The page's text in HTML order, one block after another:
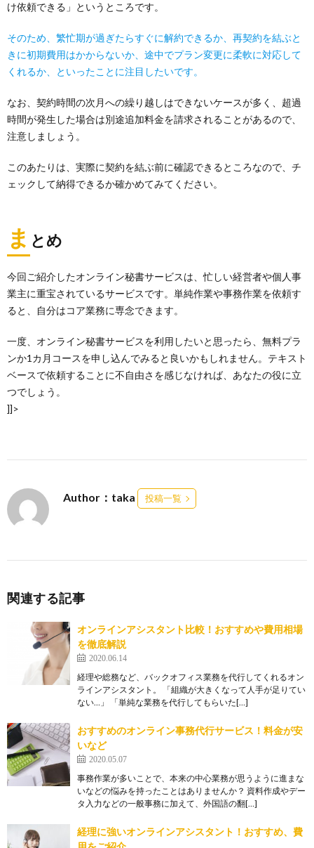
け依頼できる」というところです。
そのため、繁忙期が過ぎたらすぐに解約できるか、再契約を結ぶと
きに初期費用はかからないか、途中でプラン変更に柔軟に対応して
くれるか、といったことに注目したいです。
なお、契約時間の次月への繰り越しはできないケースが多く、超過
時間が発生した場合は別途追加料金を請求されることがあるので、
注意しましょう。
このあたりは、実際に契約を結ぶ前に確認できるところなので、チ
ェックして納得できるか確かめてみてください。
ま とめ
今回ご紹介したオンライン秘書サービスは、忙しい経営者や個人事
業主に重宝されているサービスです。単純作業や事務作業を依頼す
ると、自分はコア業務に専念できます。
一度、オンライン秘書サービスを利用したいと思ったら、無料プラ
ンか1カ月コースを申し込んでみると良いかもしれません。テキスト
ベースで依頼することに不自由さを感じなければ、あなたの役に立
つでしょう。
]]>
Author：taka 投稿一覧
関連する記事
オンラインアシスタント比較！おすすめや費用相場
を徹底解説
2020.06.14
経理や総務など、バックオフィス業務を代行してくれるオン
ラインアシスタント。 「組織が大きくなって人手が足りてい
ない…」 「単純な業務を代行してもらいた[…]
おすすめのオンライン事務代行サービス！料金が安
いなど
2020.05.07
事務作業が多いことで、本来の中心業務が思うように進まな
いなどの悩みを持ったことはありませんか？ 資料作成やデー
タ入力などの一般事務に加えて、外国語の翻[…]
経理に強いオンラインアシスタント！おすすめ、費